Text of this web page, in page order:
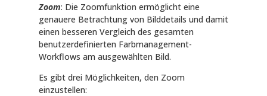
Zoom: Die Zoomfunktion ermöglicht eine
genauere Betrachtung von Bilddetails und damit
einen besseren Vergleich des gesamten
benutzerdefinierten Farbmanagement-
Workflows am ausgewählten Bild.
Es gibt drei Möglichkeiten, den Zoom
einzustellen: